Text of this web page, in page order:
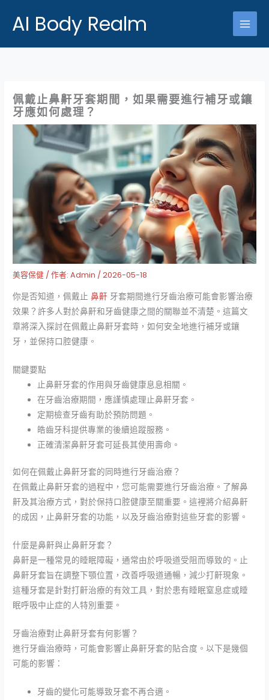
AI Body Realm
佩戴止鼻鼾牙套期間，如果需要進行補牙或鑲
牙應如何處理？
美容保健 / 作者:Admin /2026-05-18
你是否知道，佩戴止鼻鼾 牙套期間進行牙齒治療可能會影響治療
效果？許多人對於鼻鼾和牙齒健康之間的關聯並不清楚。這篇文
章將深入探討在佩戴止鼻鼾牙套時，如何安全地進行補牙或鑲
牙，並保持口腔健康。
關鍵要點
止鼻鼾牙套的作用與牙齒健康息息相關。
在牙齒治療期間，應謹慎處理止鼻鼾牙套。
定期檢查牙齒有助於預防問題。
皓齒牙科提供專業的後續追蹤服務。
正確清潔鼻鼾牙套可延長其使用壽命。
如何在佩戴止鼻鼾牙套的同時進行牙齒治療？
在佩戴止鼻鼾牙套的過程中，您可能需要進行牙齒治療。了解鼻
鼾及其治療方式，對於保持口腔健康至關重要。這裡將介紹鼻鼾
的成因，止鼻鼾牙套的功能，以及牙齒治療對這些牙套的影響。
什麼是鼻鼾與止鼻鼾牙套？
鼻鼾是一種常見的睡眠障礙，通常由於呼吸道受阻而導致的。止
鼻鼾牙套旨在調整下顎位置，改善呼吸道通暢，減少打鼾現象。
這種牙套是針對打鼾治療的有效工具，對於患有睡眠窒息症或睡
眠呼吸中止症的人特別重要。
牙齒治療對止鼻鼾牙套有何影響？
進行牙齒治療時，可能會影響止鼻鼾牙套的貼合度。以下是幾個
可能的影響：
牙齒的變化可能導致牙套不再合適。